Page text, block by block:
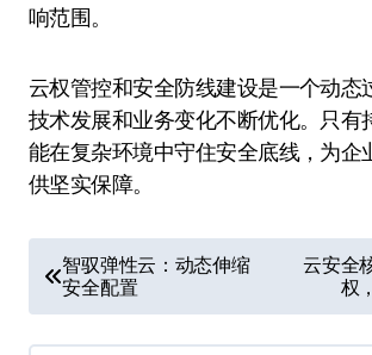
响范围。
云权管控和安全防线建设是一个动态
技术发展和业务变化不断优化。只有
能在复杂环境中守住安全底线，为企
供坚实保障。
章
导
智驭弹性云：动态伸缩
安全配置
云安全
权